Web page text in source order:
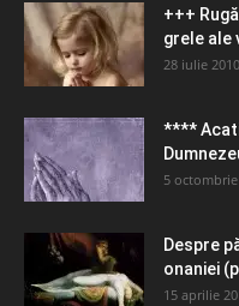
+++
grele ale
28 iulie 2010
****
5
Despre
onaniei
15 aprilie